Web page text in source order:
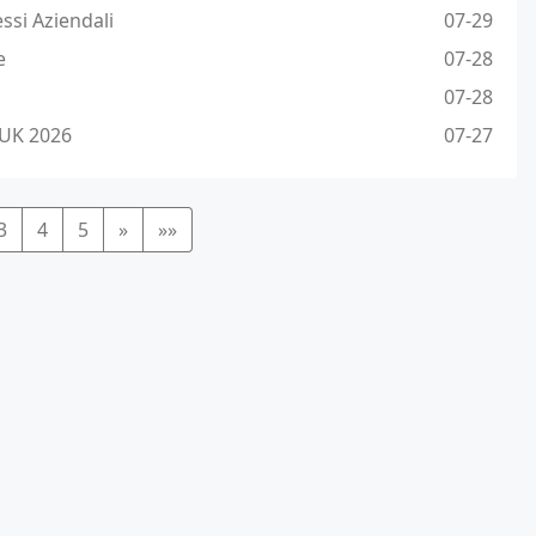
Aziendali
07-29
07-28
07-28
2026
07-27
4 5 » »»